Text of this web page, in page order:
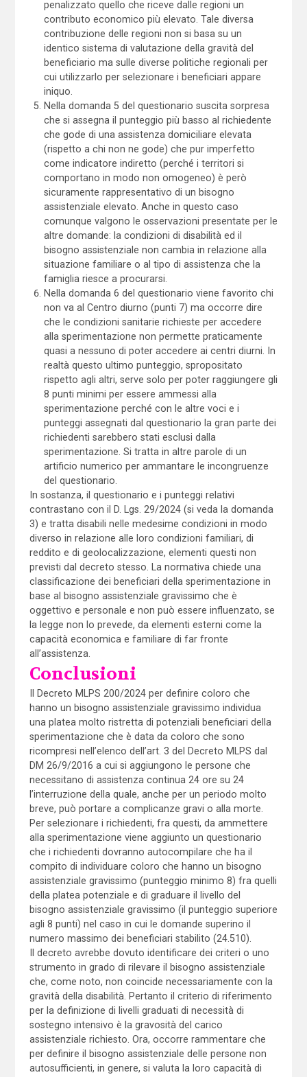
penalizzato quello che riceve dalle regioni un
contributo economico più elevato. Tale diversa
contribuzione delle regioni non si basa su un
identico sistema di valutazione della gravità del
beneficiario ma sulle diverse politiche regionali per
cui utilizzarlo per selezionare i beneficiari appare
iniquo.
Nella domanda 5 del questionario suscita sorpresa
che si assegna il punteggio più basso al richiedente
che gode di una assistenza domiciliare elevata
(rispetto a chi non ne gode) che pur imperfetto
come indicatore indiretto (perché i territori si
comportano in modo non omogeneo) è però
sicuramente rappresentativo di un bisogno
assistenziale elevato. Anche in questo caso
comunque valgono le osservazioni presentate per le
altre domande: la condizioni di disabilità ed il
bisogno assistenziale non cambia in relazione alla
situazione familiare o al tipo di assistenza che la
famiglia riesce a procurarsi.
Nella domanda 6 del questionario viene favorito chi
non va al Centro diurno (punti 7) ma occorre dire
che le condizioni sanitarie richieste per accedere
alla sperimentazione non permette praticamente
quasi a nessuno di poter accedere ai centri diurni. In
realtà questo ultimo punteggio, spropositato
rispetto agli altri, serve solo per poter raggiungere gli
8 punti minimi per essere ammessi alla
sperimentazione perché con le altre voci e i
punteggi assegnati dal questionario la gran parte dei
richiedenti sarebbero stati esclusi dalla
sperimentazione. Si tratta in altre parole di un
artificio numerico per ammantare le incongruenze
del questionario.
In sostanza, il questionario e i punteggi relativi
contrastano con il D. Lgs. 29/2024 (si veda la domanda
3) e tratta disabili nelle medesime condizioni in modo
diverso in relazione alle loro condizioni familiari, di
reddito e di geolocalizzazione, elementi questi non
previsti dal decreto stesso. La normativa chiede una
classificazione dei beneficiari della sperimentazione in
base al bisogno assistenziale gravissimo che è
oggettivo e personale e non può essere influenzato, se
la legge non lo prevede, da elementi esterni come la
capacità economica e familiare di far fronte
all’assistenza.
Conclusioni
Il Decreto MLPS 200/2024 per definire coloro che
hanno un bisogno assistenziale gravissimo individua
una platea molto ristretta di potenziali beneficiari della
sperimentazione che è data da coloro che sono
ricompresi nell’elenco dell’art. 3 del Decreto MLPS dal
DM 26/9/2016 a cui si aggiungono le persone che
necessitano di assistenza continua 24 ore su 24
l’interruzione della quale, anche per un periodo molto
breve, può portare a complicanze gravi o alla morte.
Per selezionare i richiedenti, fra questi, da ammettere
alla sperimentazione viene aggiunto un questionario
che i richiedenti dovranno autocompilare che ha il
compito di individuare coloro che hanno un bisogno
assistenziale gravissimo (punteggio minimo 8) fra quelli
della platea potenziale e di graduare il livello del
bisogno assistenziale gravissimo (il punteggio superiore
agli 8 punti) nel caso in cui le domande superino il
numero massimo dei beneficiari stabilito (24.510).
Il decreto avrebbe dovuto identificare dei criteri o uno
strumento in grado di rilevare il bisogno assistenziale
che, come noto, non coincide necessariamente con la
gravità della disabilità. Pertanto il criterio di riferimento
per la definizione di livelli graduati di necessità di
sostegno intensivo è la gravosità del carico
assistenziale richiesto. Ora, occorre rammentare che
per definire il bisogno assistenziale delle persone non
autosufficienti, in genere, si valuta la loro capacità di